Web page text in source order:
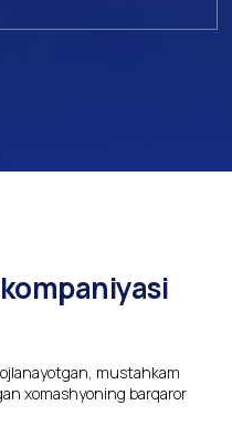
kompaniyasi
mustahkam
xomashyoning barqaror